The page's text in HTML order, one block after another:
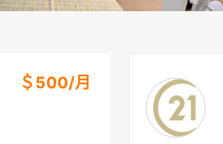
＄ 500/月